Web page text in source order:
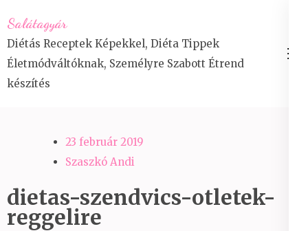
to
content
(Press
Enter)
Salátagyár
Diétás Receptek Képekkel, Diéta Tippek
Életmódváltóknak, Személyre Szabott Étrend
készítés
23 február 2019
Szaszkó Andi
dietas-szendvics-otletek-
reggelire